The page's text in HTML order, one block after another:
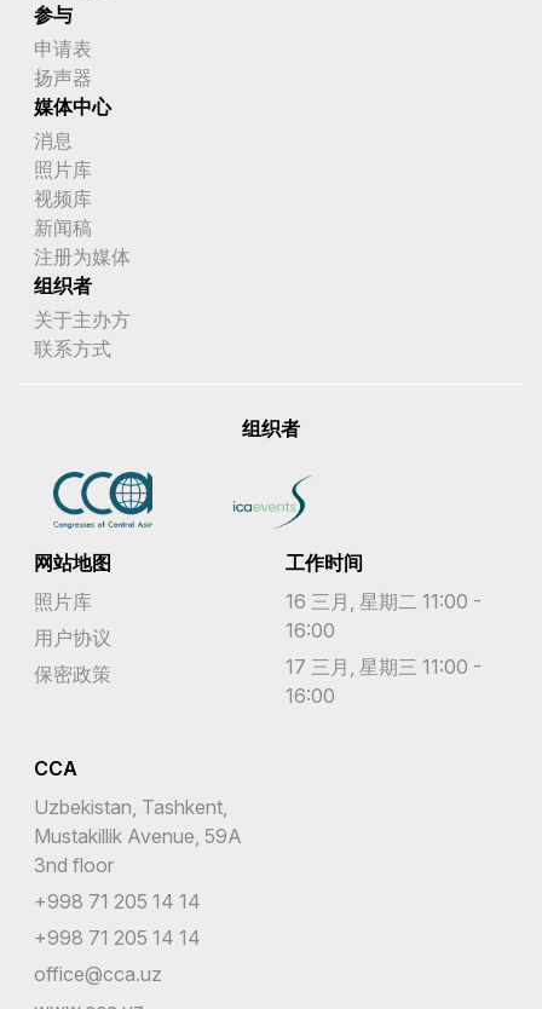
参与
申请表
扬声器
媒体中心
消息
照片库
视频库
新闻稿
注册为媒体
组织者
关于主办方
联系方式
组织者
网站地图
照片库
用户协议
保密政策
工作时间
16 三月, 星期二 11:00 -
16:00
17 三月, 星期三 11:00 -
16:00
CCA
Uzbekistan, Tashkent,
Mustakillik Avenue, 59A
3nd floor
+998 71 205 14 14
+998 71 205 14 14
office@cca.uz